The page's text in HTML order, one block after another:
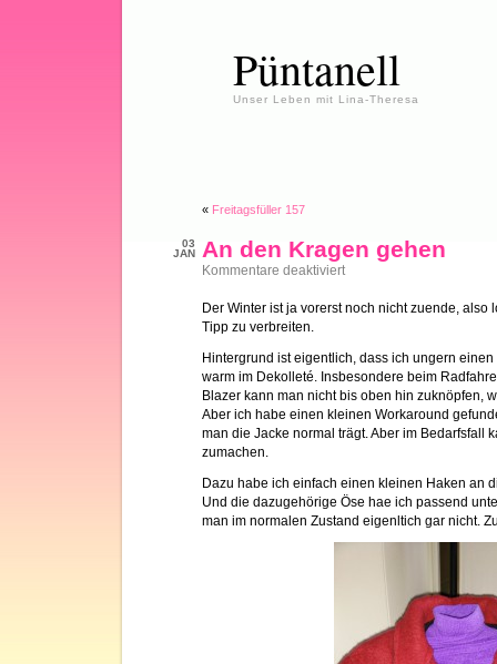
Püntanell
Unser Leben mit Lina-Theresa
« Freitagsfüller 157
03
JAN
An den Kragen gehen
Kommentare deaktiviertfür
Kragen
Der Winter ist ja vorerst noch nicht zuende,
Tipp zu verbreiten.
Hintergrund ist eigentlich, dass ich ungern
warm im Dekolleté. Insbesondere beim
Blazer kann man nicht bis oben hin zuknöpfen,
Aber ich habe einen kleinen Workaround
man die Jacke normal trägt. Aber im Bedarfsfall
zumachen.
Dazu habe ich einfach einen kleinen Haken an
Und die dazugehörige Öse hae ich passend
man im normalen Zustand eigenltich gar nicht.